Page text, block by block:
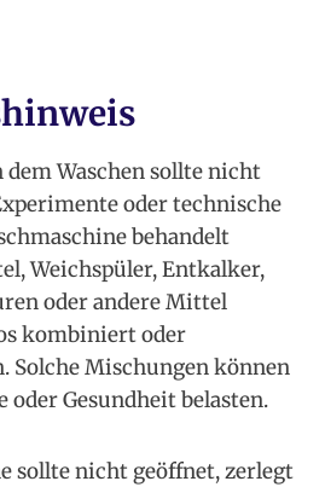
dem Waschen sollte nicht
oder technische
behandelt
Weichspüler, Entkalker,
oder andere Mittel
kombiniert oder
Solche Mischungen können
Gesundheit belasten.
sollte nicht geöffnet, zerlegt